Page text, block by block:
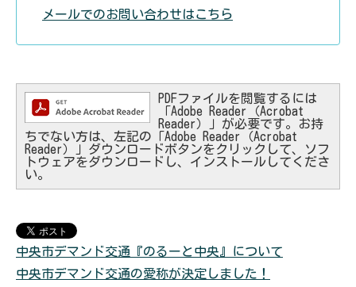
メールでのお問い合わせはこちら
PDFファイルを閲覧するには
「Adobe Reader（Acrobat
Reader）」が必要です。お持
ちでない方は、左記の「Adobe Reader（Acrobat
Reader）」ダウンロードボタンをクリックして、ソフ
トウェアをダウンロードし、インストールしてくださ
い。
中央市デマンド交通『のるーと中央』について
中央市デマンド交通の愛称が決定しました！